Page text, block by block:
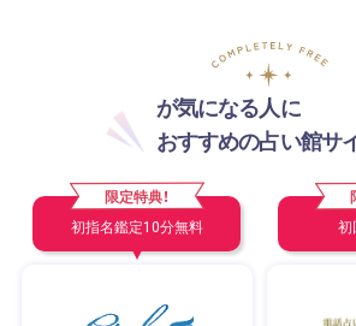
が気になる人に
おすすめの占い館サ
限定特典！
初指名鑑定10分無料
初